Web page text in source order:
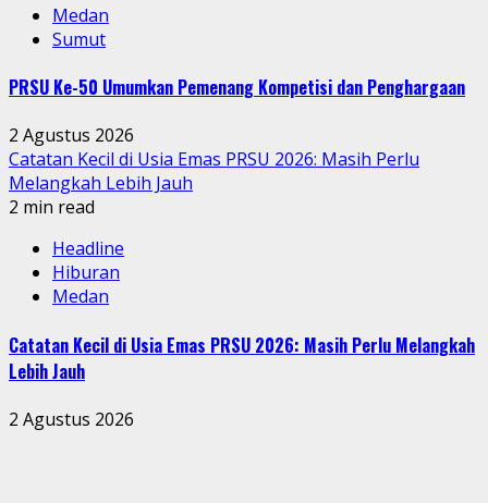
Medan
Sumut
PRSU Ke-50 Umumkan Pemenang Kompetisi dan Penghargaan
2 Agustus 2026
Catatan Kecil di Usia Emas PRSU 2026: Masih Perlu
Melangkah Lebih Jauh
2 min read
Headline
Hiburan
Medan
Catatan Kecil di Usia Emas PRSU 2026: Masih Perlu Melangkah
Lebih Jauh
2 Agustus 2026